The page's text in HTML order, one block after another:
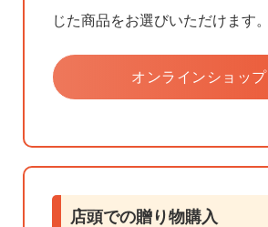
じた商品をお選びいただけます。
オンラインショップ
店頭での贈り物購入